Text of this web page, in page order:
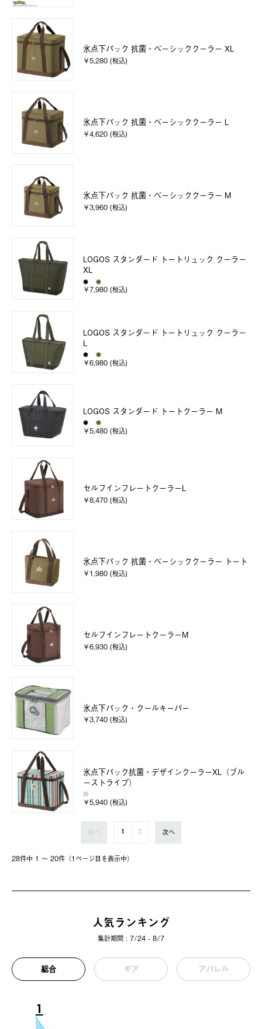
氷点下パック 抗菌・ベーシッククーラー XL
￥5,280 (税込)
氷点下パック 抗菌・ベーシッククーラー L
￥4,620 (税込)
氷点下パック 抗菌・ベーシッククーラー M
￥3,960 (税込)
LOGOS スタンダード トートリュック クーラー
XL
￥7,980 (税込)
LOGOS スタンダード トートリュック クーラー
L
￥6,980 (税込)
LOGOS スタンダード トートクーラー M
￥5,480 (税込)
セルフインフレートクーラーL
￥8,470 (税込)
氷点下パック 抗菌・ベーシッククーラー トート
￥1,980 (税込)
セルフインフレートクーラーM
￥6,930 (税込)
氷点下パック・クールキーパー
￥3,740 (税込)
氷点下パック抗菌・デザインクーラーXL（ブル
ーストライプ）
￥5,940 (税込)
28件中 1 〜 20件（1ページ⽬を表⽰中）
前へ 1 2 次へ
人気ランキング
集計期間 : 7/24 - 8/7
総合 ギア アパレル
1